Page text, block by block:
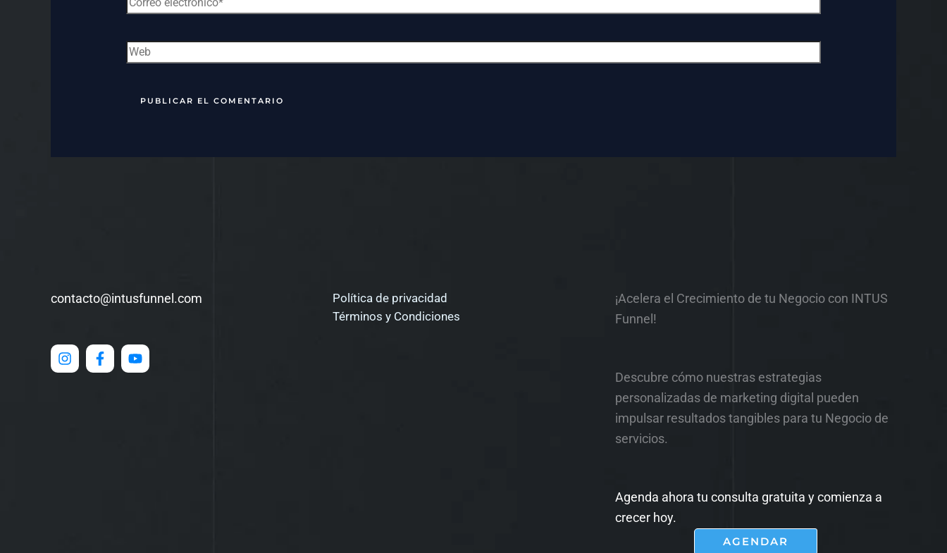
contacto@intusfunnel.com
Política de privacidad
Términos y Condiciones
¡Acelera el Crecimiento de tu Negocio con INTUS
Funnel!
Descubre cómo nuestras estrategias
personalizadas de marketing digital pueden
impulsar resultados tangibles para tu Negocio de
servicios.
Agenda ahora tu consulta gratuita y comienza a
crecer hoy.
AGENDAR